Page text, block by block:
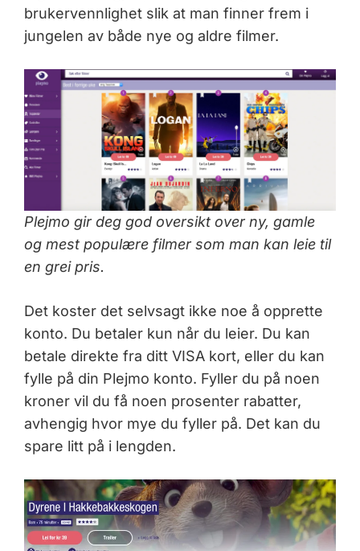
brukervennlighet slik at man finner frem i
jungelen av både nye og aldre filmer.
Plejmo gir deg god oversikt over ny, gamle
og mest populære filmer som man kan leie til
en grei pris.
Det koster det selvsagt ikke noe å opprette
konto. Du betaler kun når du leier. Du kan
betale direkte fra ditt VISA kort, eller du kan
fylle på din Plejmo konto. Fyller du på noen
kroner vil du få noen prosenter rabatter,
avhengig hvor mye du fyller på. Det kan du
spare litt på i lengden.